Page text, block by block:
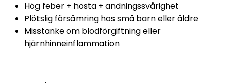
Hög feber + hosta + andningssvårighet
Plötslig försämring hos små barn eller äldre
Misstanke om blodförgiftning eller
hjärnhinneinflammation